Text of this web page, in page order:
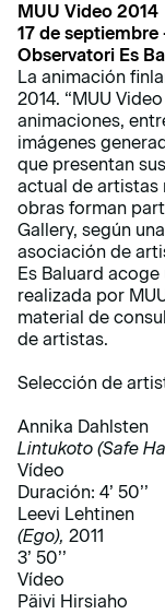
MUU Video 2014
17 de septiembre
Observatori Es
La animación
2014. “MUU
animaciones,
imágenes
que presentan
actual de artistas
obras forman
Gallery, según
asociación de
Es Baluard
realizada por
material de
de artistas.
Selección de
Annika Dahlsten
Lintukoto (Safe
Vídeo
Duración: 4’ 50’’
Leevi Lehtinen
(Ego), 2011
3’ 50’’
Vídeo
Päivi